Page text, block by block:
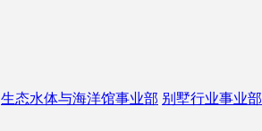
生态水体与海洋馆事业部 别墅行业事业部